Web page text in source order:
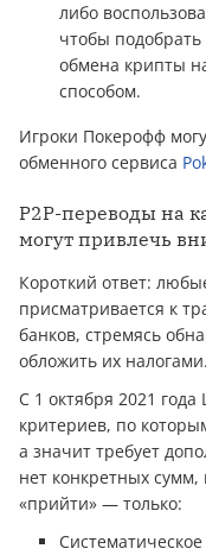
либо
чтобы
обмена крипты
способом.
Игроки Покерофф
обменного сервиса
P2P-переводы на
могут привлечь
Короткий ответ:
присматривается к
банков, стремясь
обложить их налогами.
С 1 октября 2021
критериев, по
а значит требует
нет конкретных сумм,
«прийти» — только: